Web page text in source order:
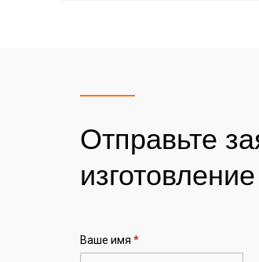
Отправьте
Ваше имя *